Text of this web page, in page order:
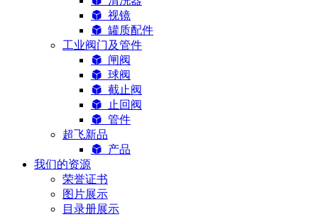
视镜
罐质配件
工业阀门及管件
闸阀
球阀
截止阀
止回阀
管件
超飞新品
产品
我们的资源
荣誉证书
图片展示
目录册展示